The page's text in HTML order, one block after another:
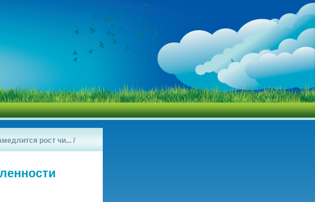
рост чи... /